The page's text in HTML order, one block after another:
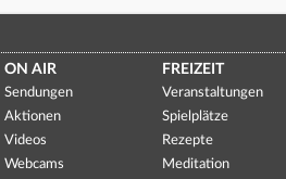
ON AIR
Sendungen
Aktionen
Videos
Webcams
FREIZEIT
Veranstaltungen
Spielplätze
Rezepte
Meditation